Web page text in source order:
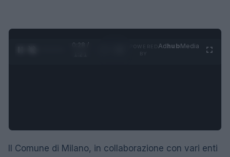
0:29 /
AdhubMedia
Il Comune di Milano, in collaborazione con vari enti